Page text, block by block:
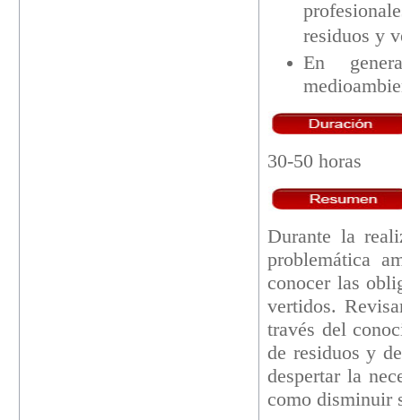
residuos y
En
30-50 horas
Durante la
problemática
conocer las
vertidos.
través del
de residuos y
despertar la
como disminuir